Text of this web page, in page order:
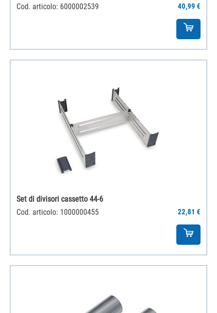
Cod. articolo: 6000002539
40,99 €
Set di divisori cassetto 44-6
Cod. articolo: 1000000455
22,81 €